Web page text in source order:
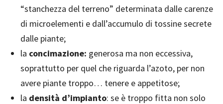
“stanchezza del terreno” determinata dalle carenze
di microelementi e dall’accumulo di tossine secrete
dalle piante;
la concimazione: generosa ma non eccessiva,
soprattutto per quel che riguarda l’azoto, per non
avere piante troppo… tenere e appetitose;
la densità d’impianto: se è troppo fitta non solo